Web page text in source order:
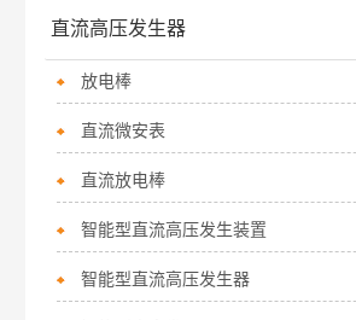
直流高压发生器
放电棒
直流微安表
直流放电棒
智能型直流高压发生装置
智能型直流高压发生器